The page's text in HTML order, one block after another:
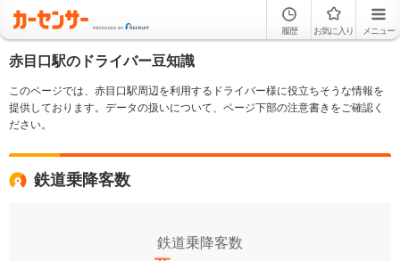
履歴 お気に入り メニュー
赤目口駅のドライバー豆知識
このページでは、赤目口駅周辺を利用するドライバー様に役立ちそうな情報を
提供しております。データの扱いについて、ページ下部の注意書きをご確認く
ださい。
鉄道乗降客数
鉄道乗降客数